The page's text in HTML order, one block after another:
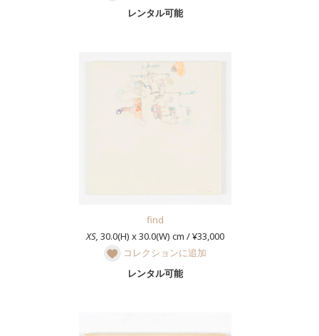
レンタル可能
find
XS, 30.0(H) x 30.0(W) cm / ¥33,000
コレクションに追加
レンタル可能